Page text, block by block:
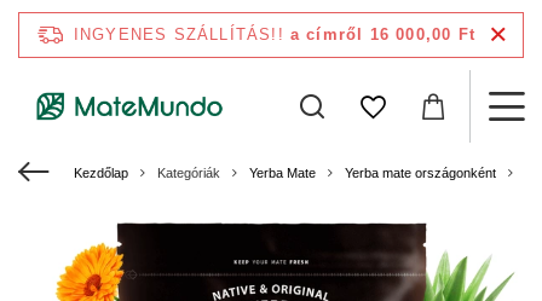
INGYENES SZÁLLÍTÁS!! a címről 16 000,00 Ft
Kezdőlap Kategóriák Yerba Mate Yerba mate országonként